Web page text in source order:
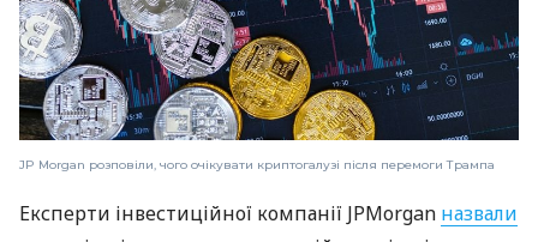
JP Morgan розповіли, чого очікувати криптогалузі після перемоги Трампа
Експерти інвестиційної компанії JPMorgan назвали